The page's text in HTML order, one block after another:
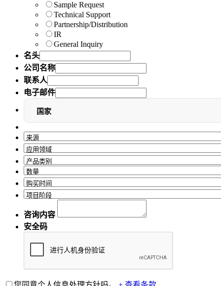
Sample Request
Technical Support
Partnership/Distribution
IR
General Inquiry
名头
公司名称
联系人
电子邮件
国家
咨询内容
安全码